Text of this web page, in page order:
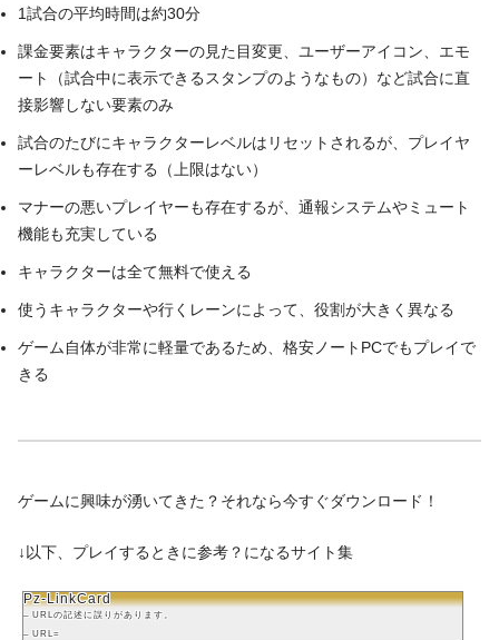
1試合の平均時間は約30分
課金要素はキャラクターの見た目変更、ユーザーアイコン、エモ
ート（試合中に表示できるスタンプのようなもの）など試合に直
接影響しない要素のみ
試合のたびにキャラクターレベルはリセットされるが、プレイヤ
ーレベルも存在する（上限はない）
マナーの悪いプレイヤーも存在するが、通報システムやミュート
機能も充実している
キャラクターは全て無料で使える
使うキャラクターや行くレーンによって、役割が大きく異なる
ゲーム自体が非常に軽量であるため、格安ノートPCでもプレイで
きる
ゲームに興味が湧いてきた？それなら今すぐダウンロード！
↓以下、プレイするときに参考？になるサイト集
Pz-LinkCard
– URLの記述に誤りがあります。
– URL=